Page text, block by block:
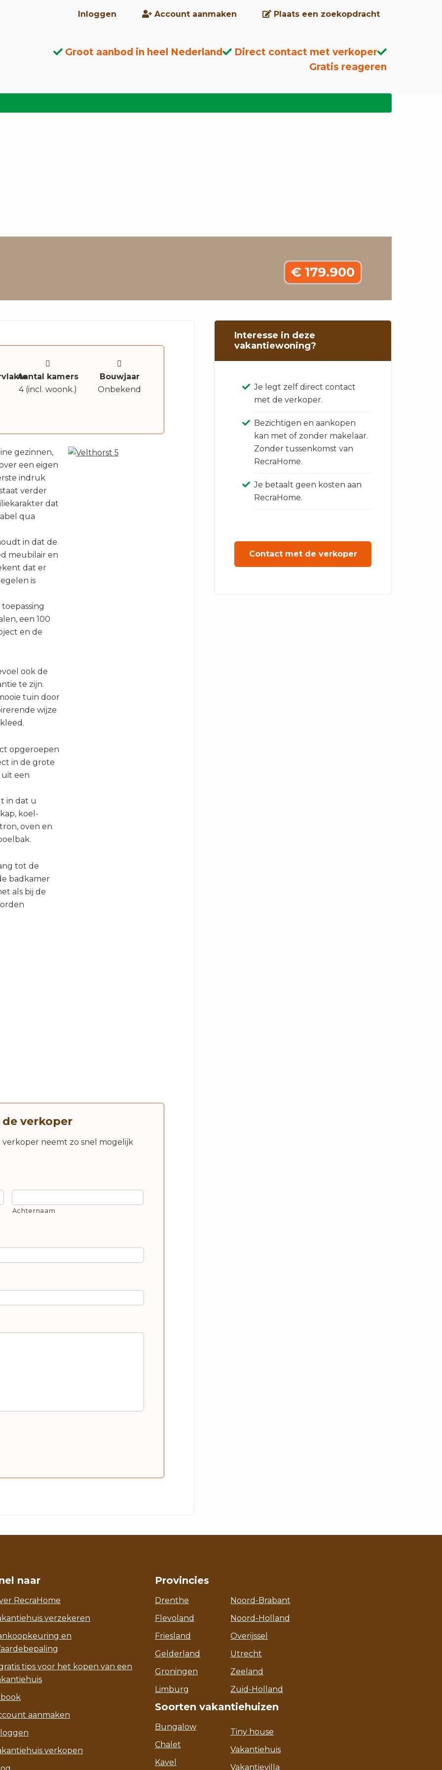
Inloggen Account aanmaken Plaats een zoekopdracht
Groot aanbod in heel Nederland
Direct contact met verkoper
Gratis reageren
€ 179.900
Aantal kamers
4 (incl. woonk.)
Bouwjaar
Onbekend
gezinnen,
een eigen
indruk
verder
dat
qua
in dat de
meubilair en
dat er
is
een 100
en de
ook de
te zijn.
tuin door
wijze
opgeroepen
in de grote
uit een
in dat u
koel-
oven en
tot de
badkamer
als bij de
verkoper
neemt zo snel mogelijk
Achternaam
Interesse in deze
vakantiewoning?
Je legt zelf direct contact
met de verkoper.
Bezichtigen en aankopen
kan met of zonder makelaar.
Zonder tussenkomst van
RecraHome.
Je betaalt geen kosten aan
RecraHome.
Contact met de verkoper
naar
RecraHome
verzekeren
en
tips voor het kopen van een
aanmaken
verkopen
Provincies
Drenthe
Flevoland
Friesland
Gelderland
Groningen
Limburg
Noord-Brabant
Noord-Holland
Overijssel
Utrecht
Zeeland
Zuid-Holland
Soorten vakantiehuizen
Bungalow
Chalet
Kavel
Tiny house
Vakantiehuis
Vakantievilla